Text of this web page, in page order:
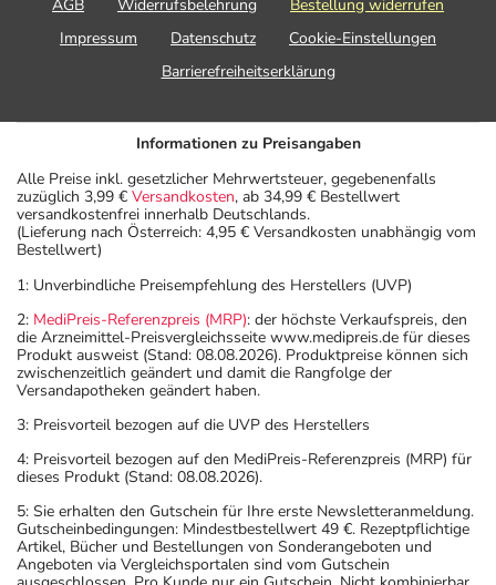
angegebenen Verfallsdatum. Das Verfallsdatum bezieht
sich auf den letzten Tag des angegebenen Monats.
AGB Widerrufsbelehrung
Bestellung widerrufen
Impressum
Datenschutz
Cookie-Einstellungen
Barrierefreiheitserklärung
Informationen zu Preisangaben
Alle Preise inkl. gesetzlicher Mehrwertsteuer, gegebenenfalls
zuzüglich 3,99 € Versandkosten, ab 34,99 € Bestellwert
versandkostenfrei innerhalb Deutschlands.
(Lieferung nach Österreich: 4,95 € Versandkosten unabhängig vom
Bestellwert)
1: Unverbindliche Preisempfehlung des Herstellers (UVP)
2: MediPreis-Referenzpreis (MRP): der höchste Verkaufspreis, den
die Arzneimittel-Preisvergleichsseite www.medipreis.de für dieses
Produkt ausweist (Stand: 08.08.2026). Produktpreise können sich
zwischenzeitlich geändert und damit die Rangfolge der
Versandapotheken geändert haben.
3: Preisvorteil bezogen auf die UVP des Herstellers
4: Preisvorteil bezogen auf den MediPreis-Referenzpreis (MRP) für
dieses Produkt (Stand: 08.08.2026).
5: Sie erhalten den Gutschein für Ihre erste Newsletteranmeldung.
Gutscheinbedingungen: Mindestbestellwert 49 €. Rezeptpflichtige
Artikel, Bücher und Bestellungen von Sonderangeboten und
Angeboten via Vergleichsportalen sind vom Gutschein